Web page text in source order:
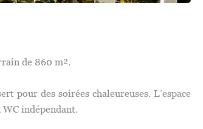
de 860 m².
pour des soirées chaleureuses. L’espace
WC indépendant.